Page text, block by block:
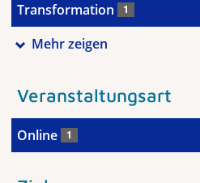
Transformation 1
Mehr zeigen
Veranstaltungsart
Online 1